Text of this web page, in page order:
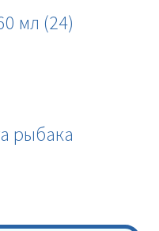
мл (24)
рыбака